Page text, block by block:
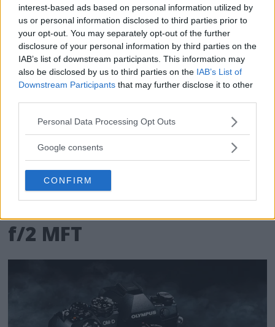
interest-based ads based on personal information utilized by
us or personal information disclosed to third parties prior to
your opt-out. You may separately opt-out of the further
disclosure of your personal information by third parties on the
IAB’s list of downstream participants. This information may
also be disclosed by us to third parties on the IAB’s List of
Downstream Participants that may further disclose it to other
Please note that this website/app uses one or more Google
not limited to your visit or usage behaviour. You may click to
use your data for below specified purposes in below Google
consent section.
Personal Data Processing Opt Outs
Google consents
CONFIRM
Ny raktecknande
vidvinkel – Laowa 7,5mm
f/2 MFT